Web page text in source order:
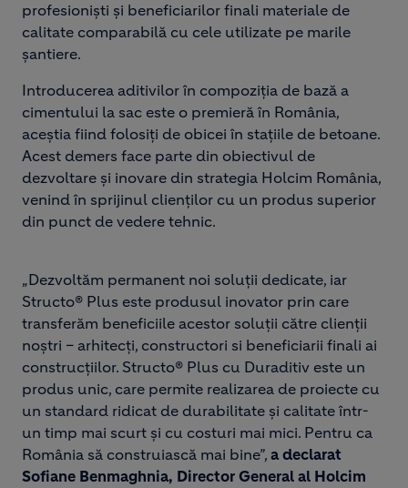
profesioniști și beneficiarilor finali materiale de
calitate comparabilă cu cele utilizate pe marile
șantiere.
Introducerea aditivilor în compoziția de bază a
cimentului la sac este o premieră în România,
aceștia fiind folosiți de obicei în stațiile de betoane.
Acest demers face parte din obiectivul de
dezvoltare și inovare din strategia Holcim România,
venind în sprijinul clienților cu un produs superior
din punct de vedere tehnic.
„Dezvoltăm permanent noi soluții dedicate, iar
Structo® Plus este produsul inovator prin care
transferăm beneficiile acestor soluții către clienții
noștri – arhitecți, constructori si beneficiarii finali ai
construcțiilor. Structo® Plus cu Duraditiv este un
produs unic, care permite realizarea de proiecte cu
un standard ridicat de durabilitate și calitate într-
un timp mai scurt și cu costuri mai mici. Pentru ca
România să construiască mai bine”, a declarat
Sofiane Benmaghnia, Director General al Holcim